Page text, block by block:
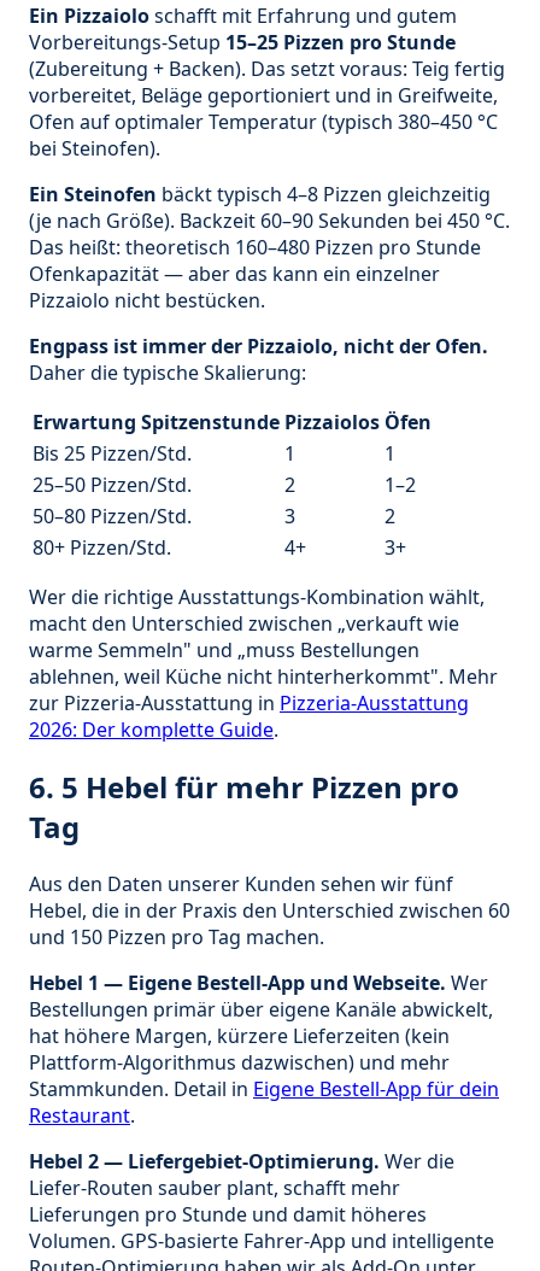
Ein Pizzaioloschafft mit Erfahrung und gutem
Vorbereitungs-Setup 15–25 Pizzen pro Stunde
(Zubereitung + Backen). Das setzt voraus: Teig fertig
vorbereitet, Beläge geportioniert und in Greifweite,
Ofen auf optimaler Temperatur (typisch 380–450 °C
bei Steinofen).
Ein Steinofen bäckt typisch 4–8 Pizzen gleichzeitig
(je nach Größe). Backzeit 60–90 Sekunden bei 450 °C.
Das heißt: theoretisch 160–480 Pizzen pro Stunde
Ofenkapazität — aber das kann ein einzelner
Pizzaiolo nicht bestücken.
Engpass ist immer der Pizzaiolo, nicht der Ofen.
Daher die typische Skalierung:
Erwartung Spitzenstunde Pizzaiolos Öfen
Bis 25 Pizzen/Std.
1
1
25–50 Pizzen/Std.
2
1–2
50–80 Pizzen/Std.
3
2
80+ Pizzen/Std.
4+
3+
Wer die richtige Ausstattungs-Kombination wählt,
macht den Unterschied zwischen „verkauft wie
warme Semmeln" und „muss Bestellungen
ablehnen, weil Küche nicht hinterherkommt". Mehr
zur Pizzeria-Ausstattung in Pizzeria-Ausstattung
2026: Der komplette Guide.
6. 5 Hebel für mehr Pizzen pro
Tag
Aus den Daten unserer Kunden sehen wir fünf
Hebel, die in der Praxis den Unterschied zwischen 60
und 150 Pizzen pro Tag machen.
Hebel 1 — Eigene Bestell-App und Webseite. Wer
Bestellungen primär über eigene Kanäle abwickelt,
hat höhere Margen, kürzere Lieferzeiten (kein
Plattform-Algorithmus dazwischen) und mehr
Stammkunden. Detail in Eigene Bestell-App für dein
Restaurant.
Hebel 2 — Liefergebiet-Optimierung. Wer die
Liefer-Routen sauber plant, schafft mehr
Lieferungen pro Stunde und damit höheres
Volumen. GPS-basierte Fahrer-App und intelligente